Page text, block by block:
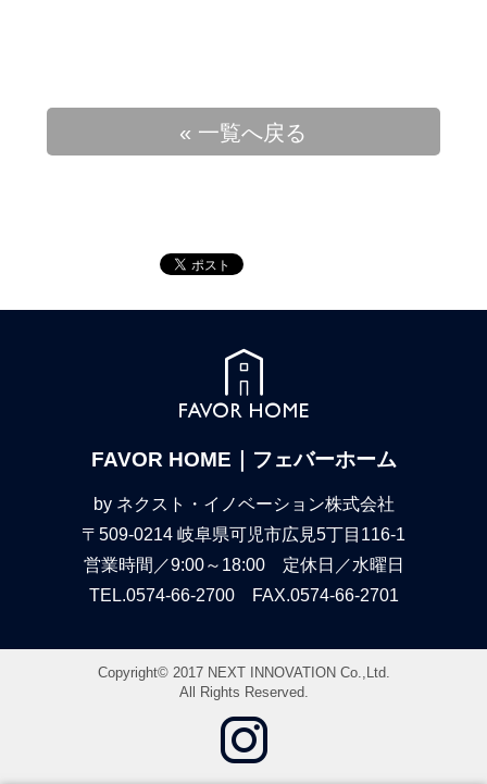
« 一覧へ戻る
FAVOR HOME｜フェバーホーム
by ネクスト・イノベーション株式会社
〒509-0214 岐阜県可児市広見5丁目116-1
営業時間／9:00～18:00 定休日／水曜日
TEL.0574-66-2700 FAX.0574-66-2701
Copyright© 2017 NEXT INNOVATION Co.,Ltd.
All Rights Reserved.